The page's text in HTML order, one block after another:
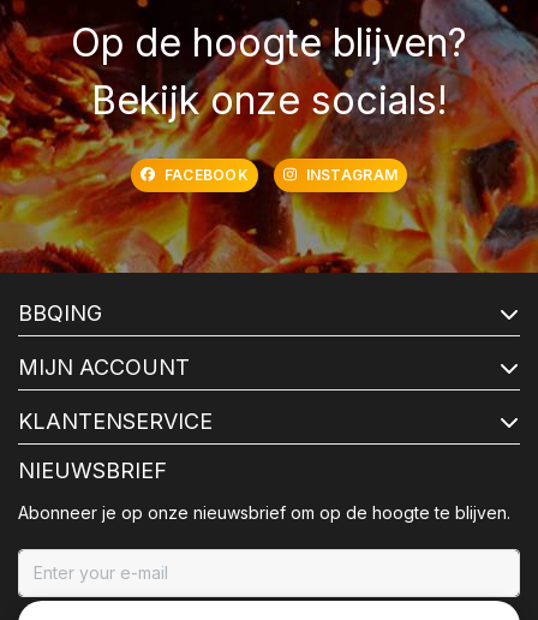
Op de hoogte blijven?
Bekijk onze socials!
FACEBOOK INSTAGRAM
BBQING
MIJN ACCOUNT
KLANTENSERVICE
NIEUWSBRIEF
Abonneer je op onze nieuwsbrief om op de hoogte te blijven.